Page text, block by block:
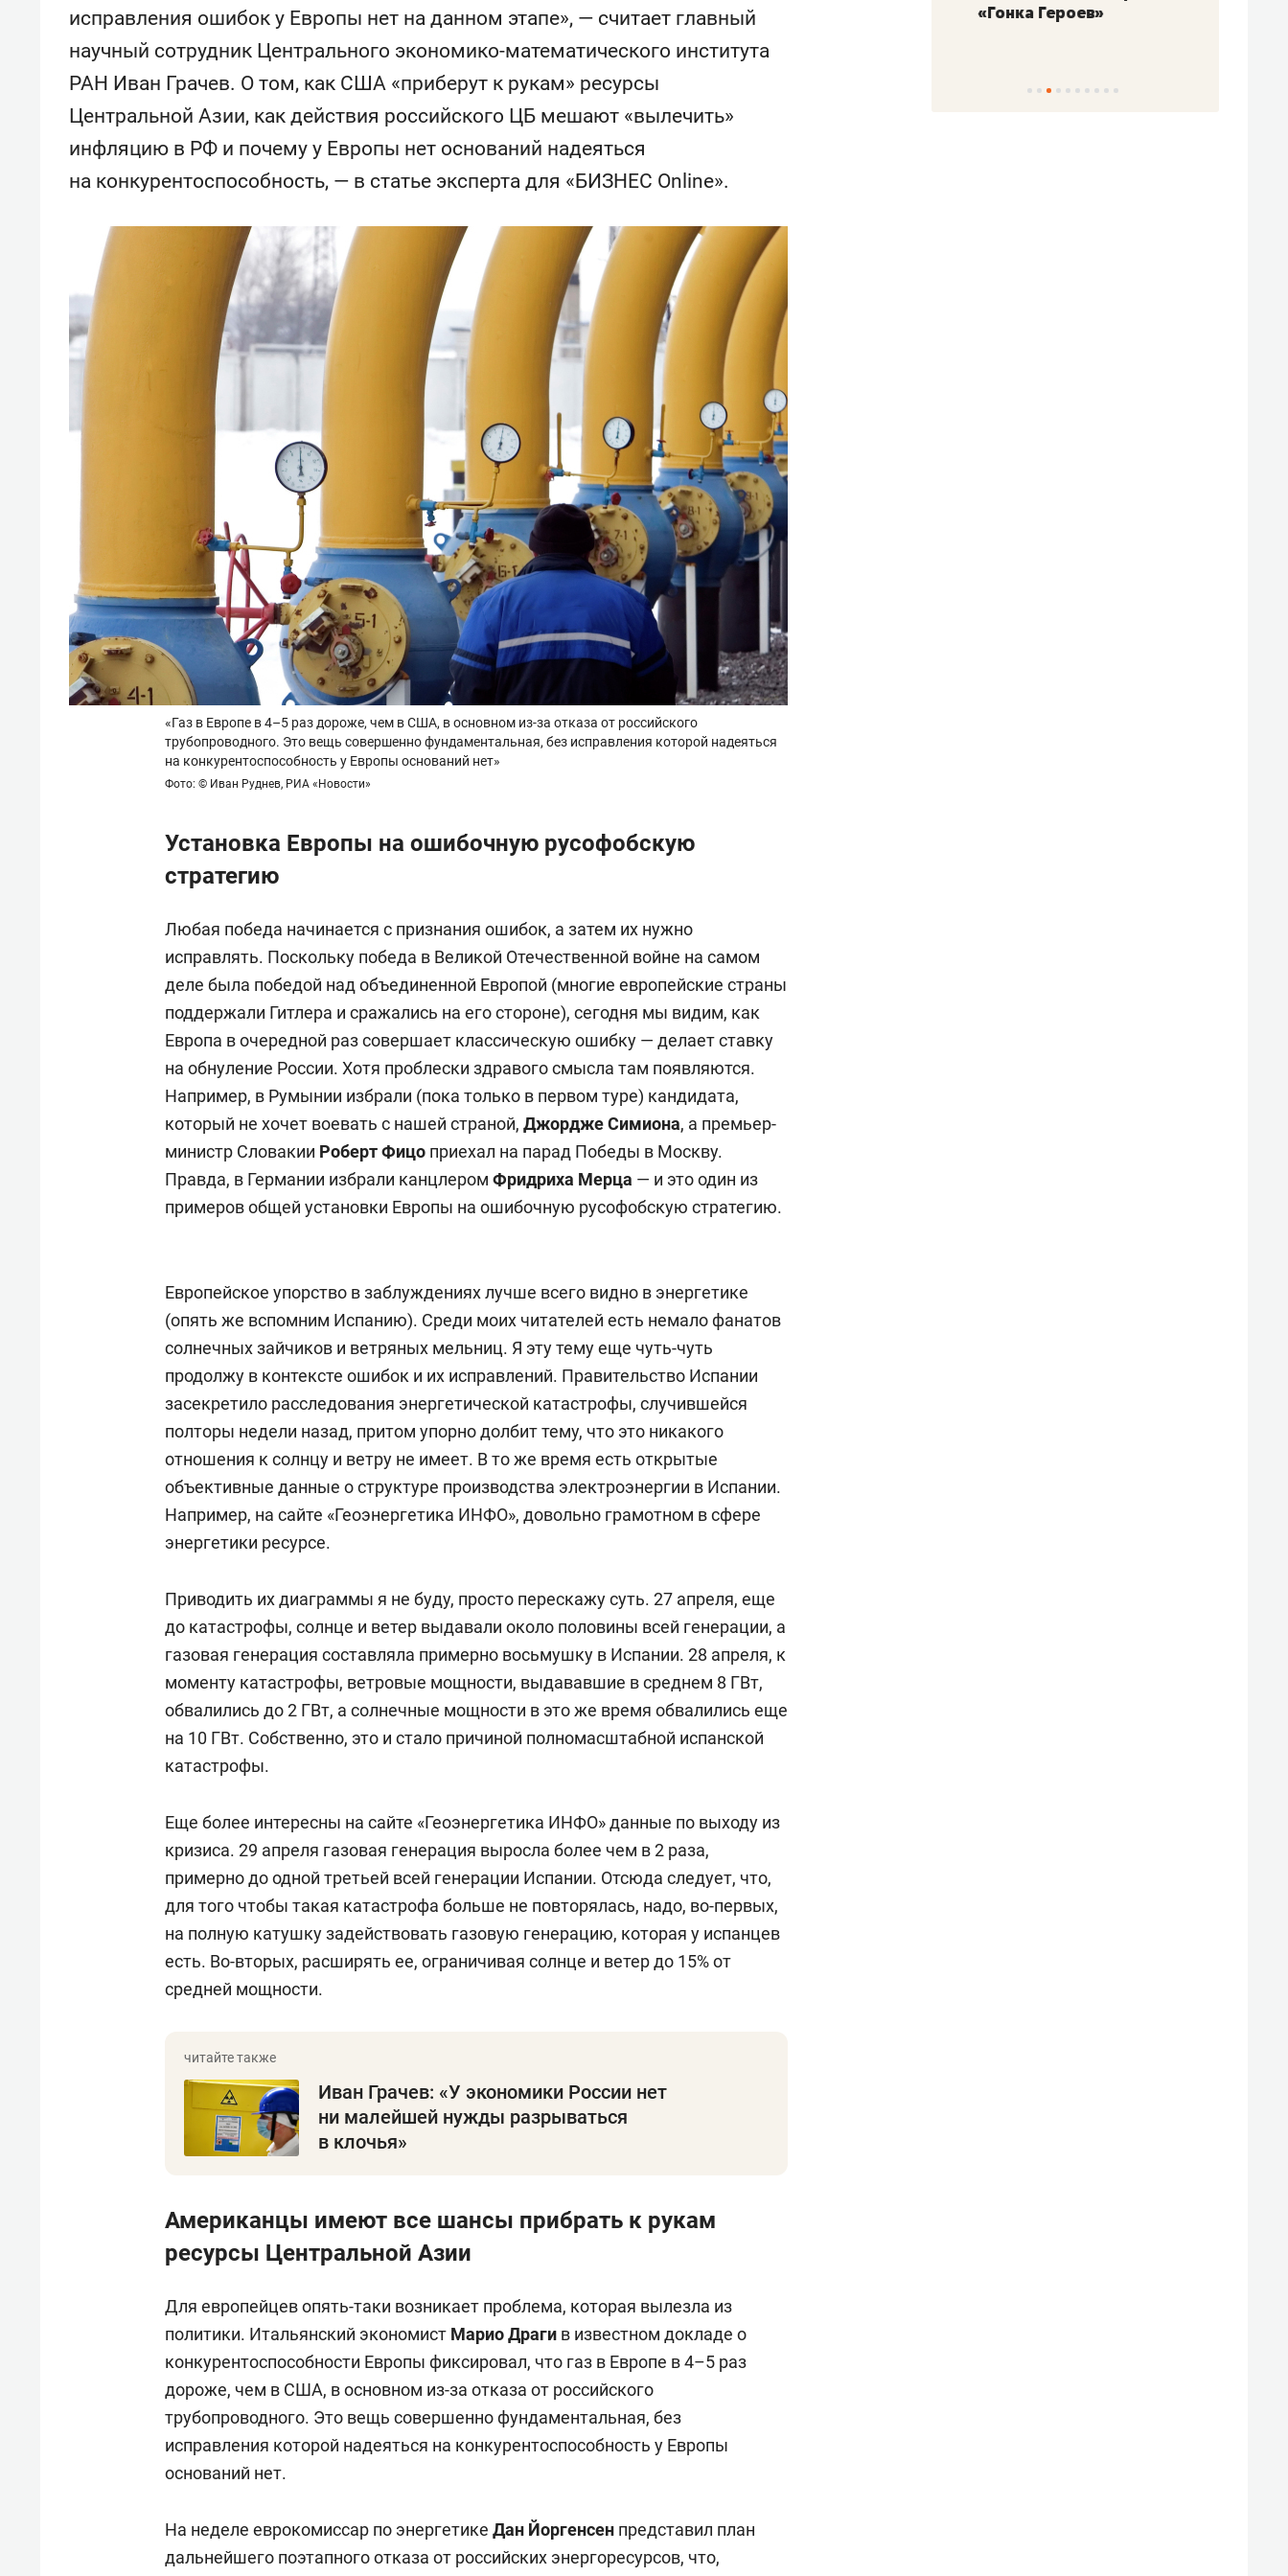
исправления ошибок у Европы нет на данном этапе», — считает главный
научный сотрудник Центрального экономико-математического института
РАН Иван Грачев. О том, как США «приберут к рукам» ресурсы
Центральной Азии, как действия российского ЦБ мешают «вылечить»
инфляцию в РФ и почему у Европы нет оснований надеяться
на конкурентоспособность, — в статье эксперта для «БИЗНЕС Online».
«Газ в Европе в 4–5 раз дороже, чем в США, в основном из-за отказа от российского
трубопроводного. Это вещь совершенно фундаментальная, без исправления которой надеяться
на конкурентоспособность у Европы оснований нет»
Фото: © Иван Руднев, РИА «Новости»
Установка Европы на ошибочную русофобскую
стратегию
Любая победа начинается с признания ошибок, а затем их нужно
исправлять. Поскольку победа в Великой Отечественной войне на самом
деле была победой над объединенной Европой (многие европейские страны
поддержали Гитлера и сражались на его стороне), сегодня мы видим, как
Европа в очередной раз совершает классическую ошибку — делает ставку
на обнуление России. Хотя проблески здравого смысла там появляются.
Например, в Румынии избрали (пока только в первом туре) кандидата,
который не хочет воевать с нашей страной, Джордже Симиона, а премьер-
министр Словакии Роберт Фицо приехал на парад Победы в Москву.
Правда, в Германии избрали канцлером Фридриха Мерца — и это один из
примеров общей установки Европы на ошибочную русофобскую стратегию.
Европейское упорство в заблуждениях лучше всего видно в энергетике
(опять же вспомним Испанию). Среди моих читателей есть немало фанатов
солнечных зайчиков и ветряных мельниц. Я эту тему еще чуть-чуть
продолжу в контексте ошибок и их исправлений. Правительство Испании
засекретило расследования энергетической катастрофы, случившейся
полторы недели назад, притом упорно долбит тему, что это никакого
отношения к солнцу и ветру не имеет. В то же время есть открытые
объективные данные о структуре производства электроэнергии в Испании.
Например, на сайте «Геоэнергетика ИНФО», довольно грамотном в сфере
энергетики ресурсе.
Приводить их диаграммы я не буду, просто перескажу суть. 27 апреля, еще
до катастрофы, солнце и ветер выдавали около половины всей генерации, а
газовая генерация составляла примерно восьмушку в Испании. 28 апреля, к
моменту катастрофы, ветровые мощности, выдававшие в среднем 8 ГВт,
обвалились до 2 ГВт, а солнечные мощности в это же время обвалились еще
на 10 ГВт. Собственно, это и стало причиной полномасштабной испанской
катастрофы.
Еще более интересны на сайте «Геоэнергетика ИНФО» данные по выходу из
кризиса. 29 апреля газовая генерация выросла более чем в 2 раза,
примерно до одной третьей всей генерации Испании. Отсюда следует, что,
для того чтобы такая катастрофа больше не повторялась, надо, во-первых,
на полную катушку задействовать газовую генерацию, которая у испанцев
есть. Во-вторых, расширять ее, ограничивая солнце и ветер до 15% от
средней мощности.
Иван Грачев: «У экономики России нет
ни малейшей нужды разрываться
в клочья»
Американцы имеют все шансы прибрать к рукам
ресурсы Центральной Азии
Для европейцев опять-таки возникает проблема, которая вылезла из
политики. Итальянский экономист Марио Драги в известном докладе о
конкурентоспособности Европы фиксировал, что газ в Европе в 4–5 раз
дороже, чем в США, в основном из-за отказа от российского
трубопроводного. Это вещь совершенно фундаментальная, без
исправления которой надеяться на конкурентоспособность у Европы
оснований нет.
На неделе еврокомиссар по энергетике Дан Йоргенсен представил план
дальнейшего поэтапного отказа от российских энергоресурсов, что,
состоянием как основа
«Гонка Героев»